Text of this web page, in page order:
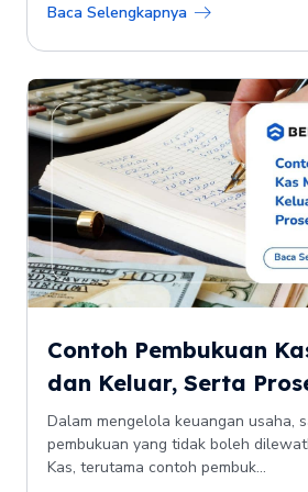
Baca Selengkapnya
Contoh Pembukuan
dan Keluar, Serta
Dalam mengelola keuangan usaha,
pembukuan yang tidak boleh
Kas, terutama contoh pembuk...